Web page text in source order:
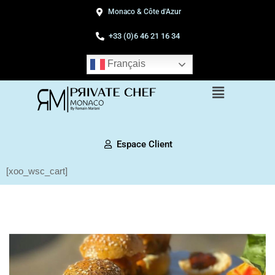
Monaco & Côte d'Azur
+33 (0)6 46 21 16 34
Français
Espace Client
[xoo_wsc_cart]